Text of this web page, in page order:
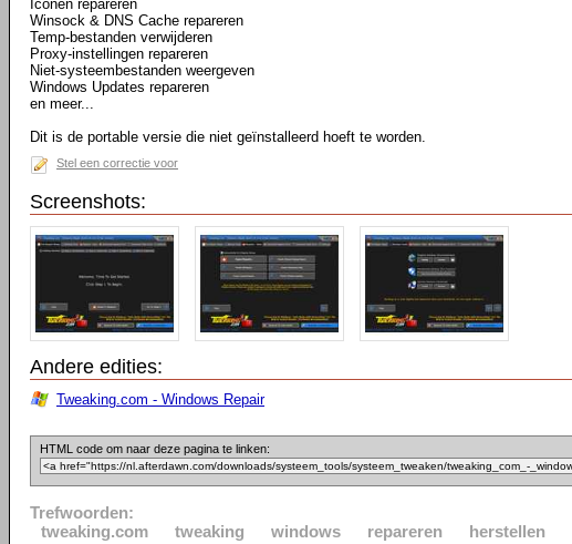
Iconen repareren
Winsock & DNS Cache repareren
Temp-bestanden verwijderen
Proxy-instellingen repareren
Niet-systeembestanden weergeven
Windows Updates repareren
en meer...
Dit is de portable versie die niet geïnstalleerd hoeft te worden.
Stel een correctie voor
Screenshots:
Andere edities:
Tweaking.com - Windows Repair
HTML code om naar deze pagina te linken:
Trefwoorden:
tweaking.com
tweaking windows repareren herstellen